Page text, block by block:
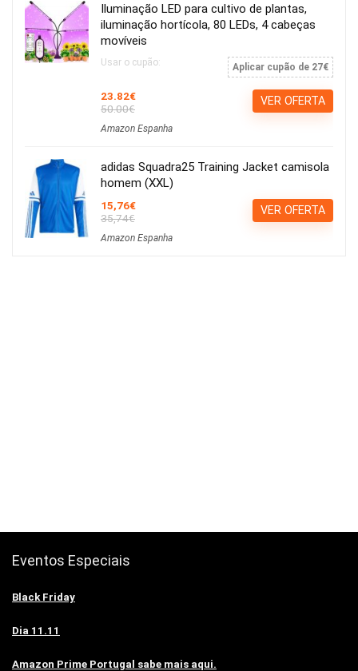
Iluminação LED para cultivo de plantas,
iluminação hortícola, 80 LEDs, 4 cabeças
movíveis
Usar o cupão: Aplicar cupão de 27€
23.82€
50.00€
Amazon Espanha
VER OFERTA
adidas Squadra25 Training Jacket camisola
homem (XXL)
15,76€
35,74€
Amazon Espanha
VER OFERTA
Eventos Especiais
Black Friday
Dia 11.11
Amazon Prime Portugal sabe mais aqui.